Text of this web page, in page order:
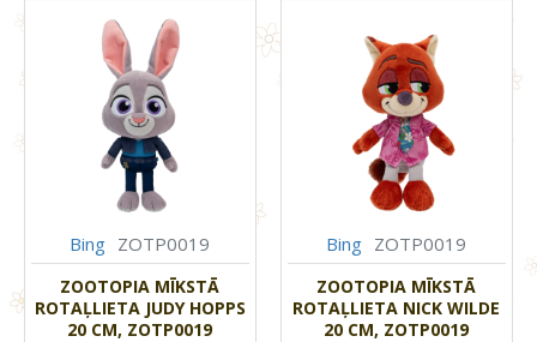
Bing ZOTP0019
ZOOTOPIA MĪKSTĀ
ROTAĻLIETA JUDY HOPPS
20 CM, ZOTP0019
Bing ZOTP0019
ZOOTOPIA MĪKSTĀ
ROTAĻLIETA NICK WILDE
20 CM, ZOTP0019